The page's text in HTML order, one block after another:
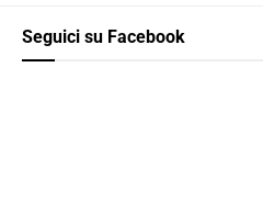
Seguici su Facebook